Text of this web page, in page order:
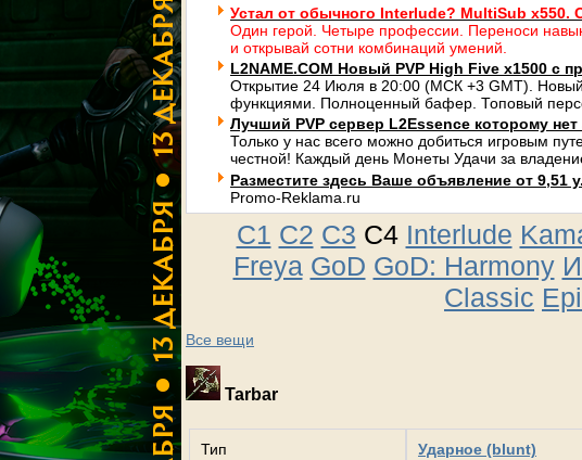
Устал от обычного Interlude? MultiSub x550.
Один герой. Четыре профессии. Переноси
и открывай сотни комбинаций умений.
L2NAME.COM Новый PVP High Five x1500 с
Открытие 24 Июля в 20:00 (МСК +3 GMT).
функциями. Полноценный бафер. Топовый
Лучший PVP сервер L2Essence которому нет
Только у нас всего можно добиться игровым
честной! Каждый день Монеты Удачи за
Разместите здесь Ваше объявление от 9,51
Promo-Reklama.ru
C1 C2 C3 C4 Interlude
Freya GoD GoD: Harmony
Classic
Все вещи
Tarbar
Тип Ударное (blunt)